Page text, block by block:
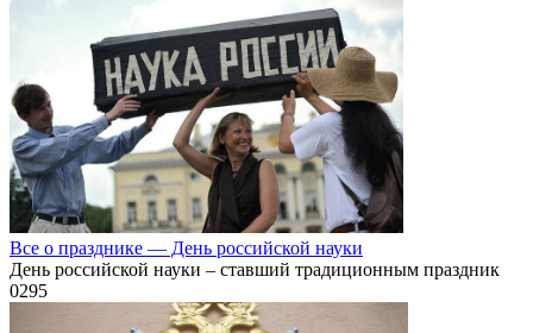
Все о празднике — День российской науки
День российской науки – ставший традиционным праздник
0295